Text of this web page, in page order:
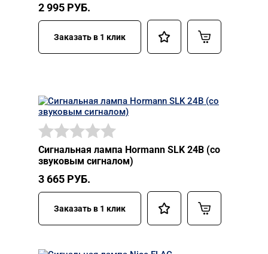
2 995 РУБ.
Заказать в 1 клик
Сигнальная лампа Hormann SLK 24В (со
звуковым сигналом)
3 665 РУБ.
Заказать в 1 клик